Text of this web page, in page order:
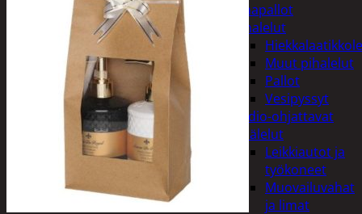
Ilmapallot
Pihalelut
Muut pihalelut
Pallot
Vesipyssyt
Radio-ohjattavat
Sisälelut
Leikkiautot ja
työkoneet
Muovailuvahat
ja limat